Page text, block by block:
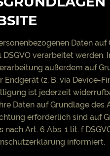
Daten auf
DSGVO verarbeitet
außerdem auf
(z. B. via
ist jederzeit
auf Grundlage des
erforderlich sind auf
Art. 6 Abs. 1 lit. f
informiert.